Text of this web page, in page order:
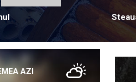
AZI